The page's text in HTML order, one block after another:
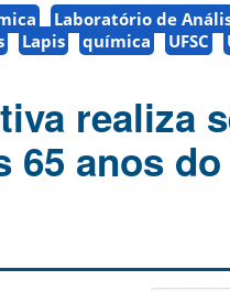
Laboratório de
Lapis química UFSC
realiza
65 anos